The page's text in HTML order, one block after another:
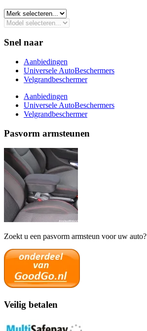
Snel naar
Aanbiedingen
Universele AutoBeschermers
Velgrandbeschermer
Aanbiedingen
Universele AutoBeschermers
Velgrandbeschermer
Pasvorm armsteunen
Zoekt u een pasvorm armsteun voor uw
Veilig betalen